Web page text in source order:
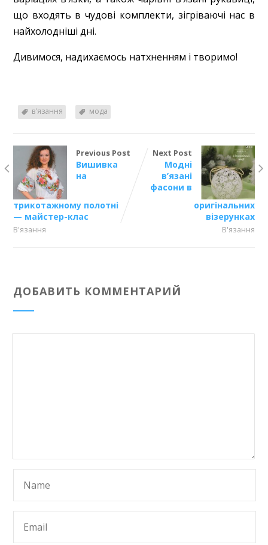
що входять в чудові комплекти, зігріваючі нас в
найхолодніші дні.
Дивимося, надихаємось натхненням і творимо!
в'язання мода
Previous Post
Вишивка
на
трикотажному полотні
— майстер-клас
В'язання
Next Post
Модні
в’язані
фасони в
оригінальних
візерунках
В'язання
ДОБАВИТЬ КОММЕНТАРИЙ